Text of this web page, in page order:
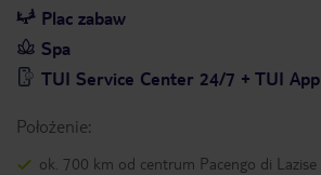
Plac zabaw
Spa
TUI Service Center 24/7 + TUI App
Położenie:
ok. 700 km od centrum Pacengo di Lazise